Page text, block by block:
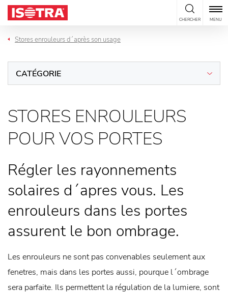
Passer au contenu
CHERCHER MENU
Stores enrouleurs d´après son usage
CATÉGORIE
STORES ENROULEURS
POUR VOS PORTES
Régler les rayonnements
solaires d´apres vous. Les
enrouleurs dans les portes
assurent le bon ombrage.
Les enrouleurs ne sont pas convenables seulement aux
fenetres, mais dans les portes aussi, pourque l´ombrage
sera parfaite. Ils permettent la régulation de la lumiere, sont